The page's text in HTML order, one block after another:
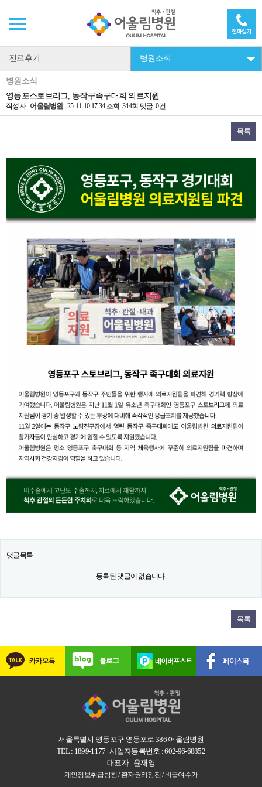
진료후기 병원소식
병원소식
영등포스토브리그, 동작구족구대회 의료지원
작성자 어울림병원 25-11-10 17:34조회 344회 댓글 0건
목록
댓글목록
등록된 댓글이 없습니다.
목록
서울특별시 영등포구 영등포로 386 어울림병원
TEL : 1899-1177 | 사업자등록번호 : 602-96-68852
대표자 : 윤재영
개인정보취급방침 / 환자권리장전 / 비급여수가